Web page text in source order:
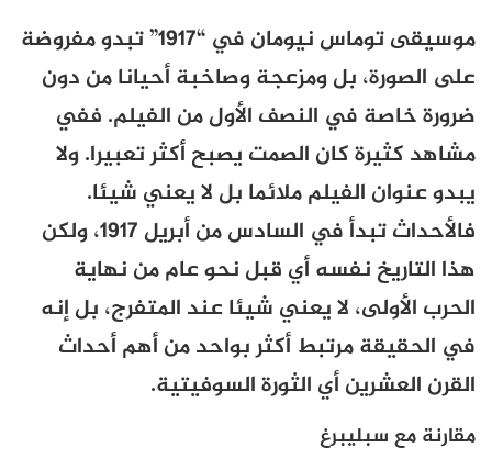
موسيقى توماس نيومان في “1917” تبدو مفروضة
على الصورة، بل ومزعجة وصاخبة أحيانا من دون
ضرورة خاصة في النصف الأول من الفيلم. ففي
مشاهد كثيرة كان الصمت يصبح أكثر تعبيرا. ولا
يبدو عنوان الفيلم ملائما بل لا يعني شيئا.
فالأحداث تبدأ في السادس من أبريل 1917، ولكن
هذا التاريخ نفسه أي قبل نحو عام من نهاية
الحرب الأولى، لا يعني شيئا عند المتفرج، بل إنه
في الحقيقة مرتبط أكثر بواحد من أهم أحداث
القرن العشرين أي الثورة السوفيتية.
مقارنة مع سبليبرغ